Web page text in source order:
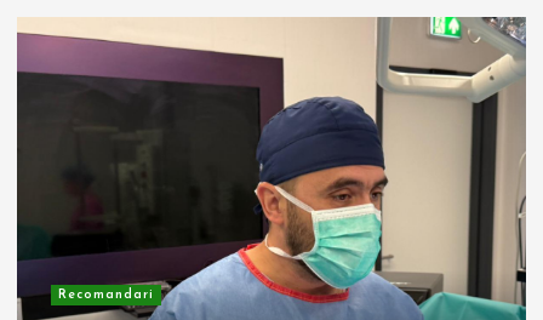
Recomandari